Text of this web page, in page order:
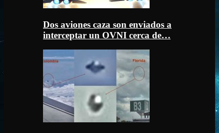
Dos aviones caza son enviados a
interceptar un OVNI cerca de…